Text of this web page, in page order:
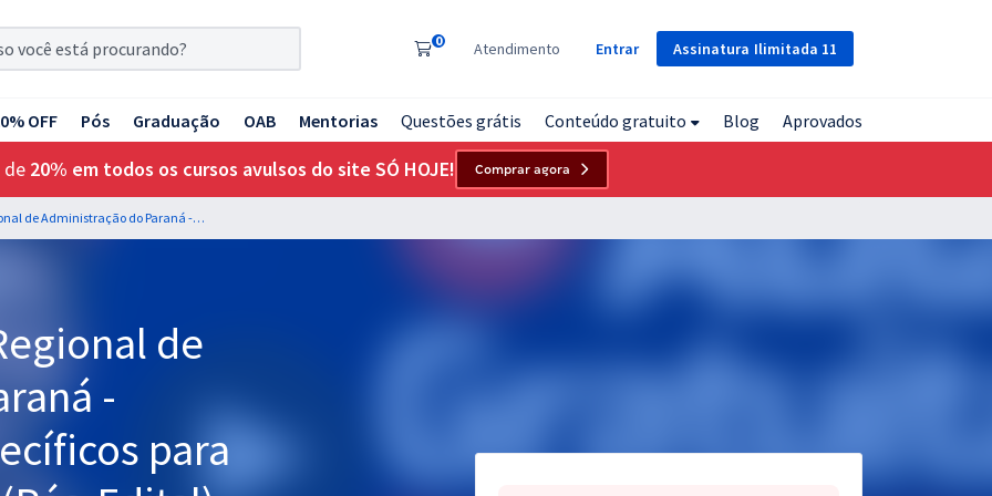
Assinatura Ilimitada 11
0 Atendimento Entrar
OFF Pós Graduação OAB Mentorias Questões grátis Conteúdo gratuito Blog Aprovados
de 20% em todos os cursos avulsos do site SÓ HOJE! Comprar agora
CRA PR - Conselho Regional de Administração do Paraná - Conhecimentos Específicos para Analista de Sistema (Pós-Edital)
de
-
para